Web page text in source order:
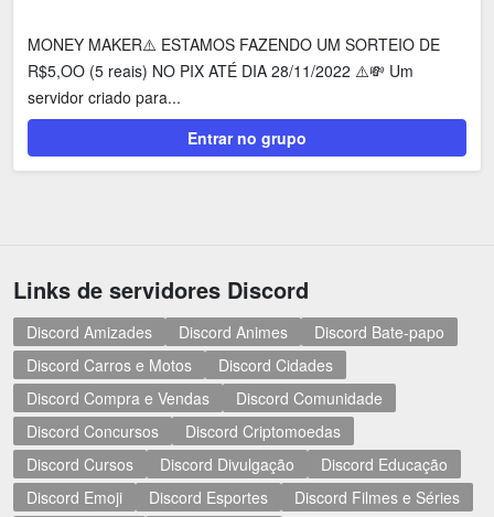
MONEY MAKER⚠️ ESTAMOS FAZENDO UM SORTEIO DE
R$5,OO (5 reais) NO PIX ATÉ DIA 28/11/2022 ⚠️💸 Um
servidor criado para...
Entrar no grupo
Links de servidores Discord
Discord Amizades Discord Animes
Discord Bate-papo
Discord Carros e Motos
Discord Cidades
Discord Compra e Vendas
Discord Comunidade
Discord Concursos
Discord Criptomoedas
Discord Cursos
Discord Divulgação
Discord Educação
Discord Emoji
Discord Esportes
Discord Filmes e Séries